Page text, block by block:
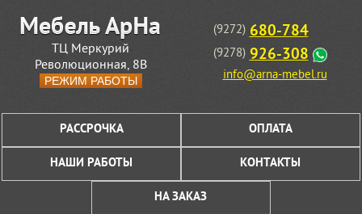
ТЦ Меркурий
Революционная, 8В
РЕЖИМ РАБОТЫ
(9272) 680-784
(9278) 926-308
info@arna-mebel.ru
РАССРОЧКА ОПЛАТА
НАШИ РАБОТЫ КОНТАКТЫ
НА ЗАКАЗ